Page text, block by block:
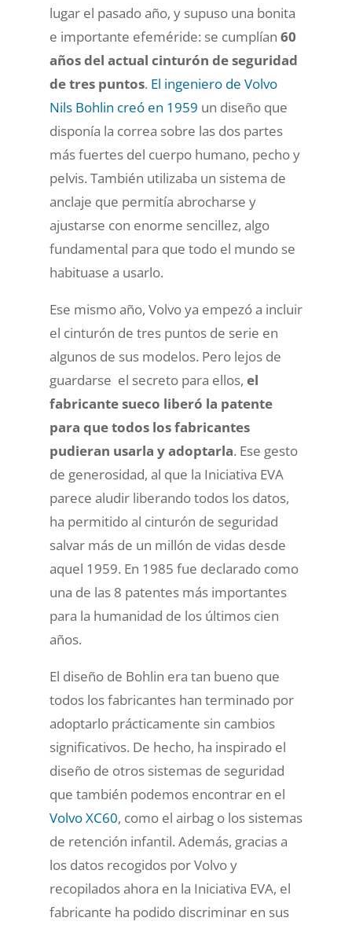
lugar el pasado año, y supuso una bonita
e importante efeméride: se cumplían 60
años del actual cinturón de seguridad
de tres puntos. El ingeniero de Volvo
Nils Bohlin creó en 1959 un diseño que
disponía la correa sobre las dos partes
más fuertes del cuerpo humano, pecho y
pelvis. También utilizaba un sistema de
anclaje que permitía abrocharse y
ajustarse con enorme sencillez, algo
fundamental para que todo el mundo se
habituase a usarlo.
Ese mismo año, Volvo ya empezó a incluir
el cinturón de tres puntos de serie en
algunos de sus modelos. Pero lejos de
guardarse el secreto para ellos, el
fabricante sueco liberó la patente
para que todos los fabricantes
pudieran usarla y adoptarla. Ese gesto
de generosidad, al que la Iniciativa EVA
parece aludir liberando todos los datos,
ha permitido al cinturón de seguridad
salvar más de un millón de vidas desde
aquel 1959. En 1985 fue declarado como
una de las 8 patentes más importantes
para la humanidad de los últimos cien
años.
El diseño de Bohlin era tan bueno que
todos los fabricantes han terminado por
adoptarlo prácticamente sin cambios
significativos. De hecho, ha inspirado el
diseño de otros sistemas de seguridad
que también podemos encontrar en el
Volvo XC60, como el airbag o los sistemas
de retención infantil. Además, gracias a
los datos recogidos por Volvo y
recopilados ahora en la Iniciativa EVA, el
fabricante ha podido discriminar en sus